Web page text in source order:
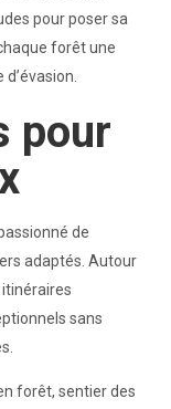
pour poser sa
forêt une
pour
de
adaptés. Autour
sans
forêt, sentier des